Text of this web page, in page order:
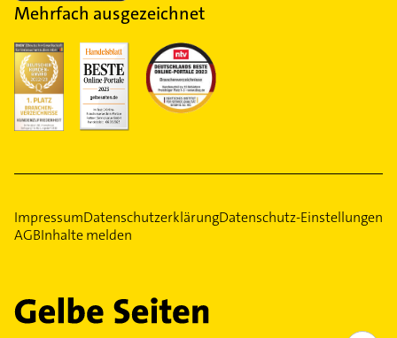
Mehrfach ausgezeichnet
ImpressumDatenschutzerklärungDatenschutz-Einstellungen
AGBInhalte melden